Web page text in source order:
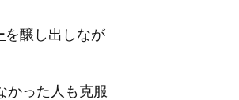
を醸し出しなが
かった人も克服